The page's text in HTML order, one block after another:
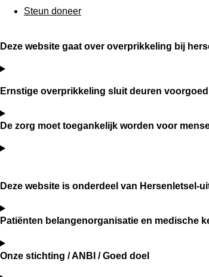
Steun doneer
Deze website gaat over overprikkeling bij
Ernstige overprikkeling sluit deuren
De zorg moet toegankelijk worden voor
Deze website is onderdeel van Hersenletsel-
Patiënten belangenorganisatie en medische
Onze stichting / ANBI / Goed doel